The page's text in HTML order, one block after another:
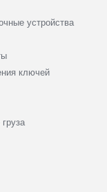
устройства
ключей